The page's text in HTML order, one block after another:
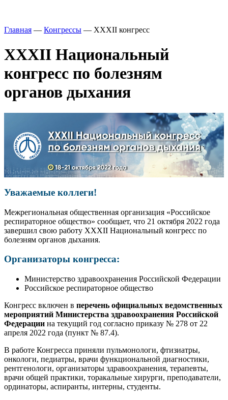
Главная — Конгрессы — XXXII конгресс
XXXII Национальный
конгресс по болезням
органов дыхания
Уважаемые коллеги!
Межрегиональная общественная организация «Российское
респираторное общество» сообщает, что 21 октября 2022 года
завершил свою работу XXXII Национальный конгресс по
болезням органов дыхания.
Организаторы конгресса:
Министерство здравоохранения Российской Федерации
Российское респираторное общество
Конгресс включен в перечень официальных ведомственных
мероприятий Министерства здравоохранения Российской
Федерации на текущий год согласно приказу № 278 от 22
апреля 2022 года (пункт № 87.4).
В работе Конгресса приняли пульмонологи, фтизиатры,
онкологи, педиатры, врачи функциональной диагностики,
рентгенологи, организаторы здравоохранения, терапевты,
врачи общей практики, торакальные хирурги, преподаватели,
ординаторы, аспиранты, интерны, студенты.